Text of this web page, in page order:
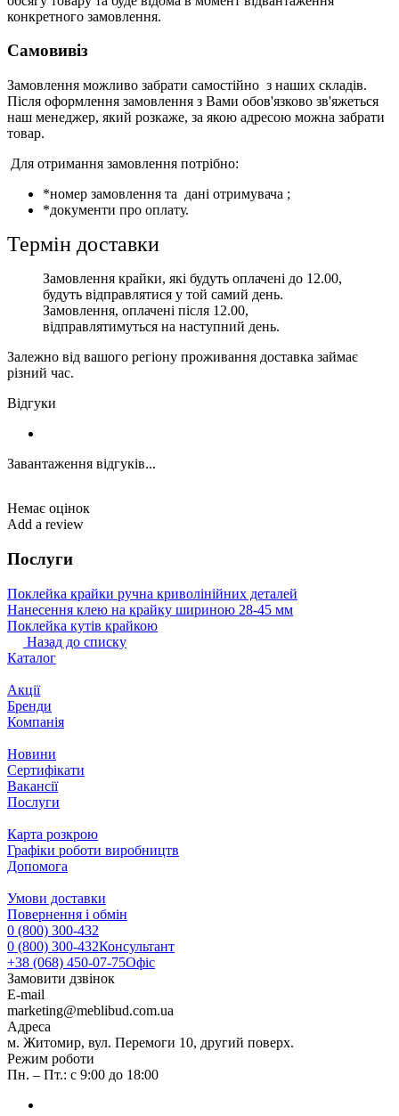
конкретного замовлення.
Самовивіз
Замовлення можливо забрати самостійно з наших складів.
Після оформлення замовлення з Вами обов'язково зв'яжеться
наш менеджер, який розкаже, за якою адресою можна забрати
товар.
Для отримання замовлення потрібно:
*номер замовлення та дані отримувача ;
*документи про оплату.
Термін доставки
Замовлення крайки, які будуть оплачені до 12.00,
будуть відправлятися у той самий день.
Замовлення, оплачені після 12.00,
відправлятимуться на наступний день.
Залежно від вашого регіону проживання доставка займає
різний час.
Відгуки
Завантаження відгуків...
Немає оцінок
Add a review
Послуги
Поклейка крайки ручна криволінійних деталей
Нанесення клею на крайку шириною 28-45 мм
Поклейка кутів крайкою
Назад до списку
Каталог
Акції
Бренди
Компанія
Новини
Сертифікати
Вакансії
Послуги
Карта розкрою
Графіки роботи виробництв
Допомога
Умови доставки
Повернення і обмін
0 (800) 300-432
0 (800) 300-432Консультант
+38 (068) 450-07-75Офіс
Замовити дзвінок
E-mail
marketing@meblibud.com.ua
Адреса
м. Житомир, вул. Перемоги 10, другий поверх.
Режим роботи
Пн. – Пт.: с 9:00 до 18:00